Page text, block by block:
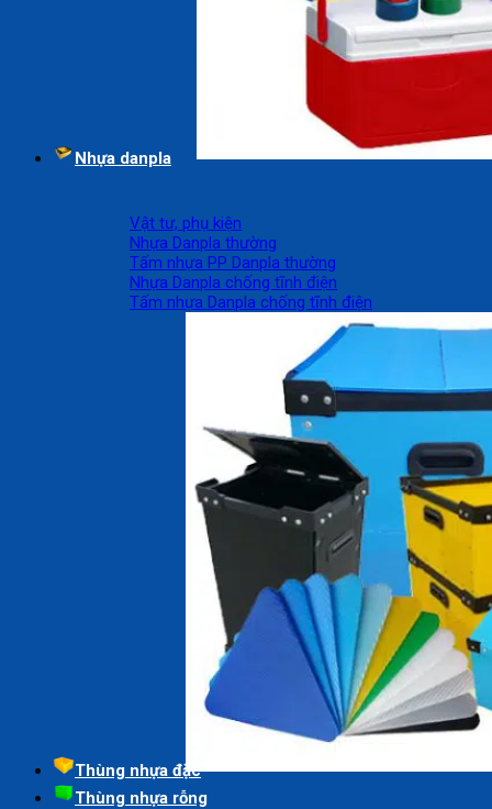
Nhựa danpla
Vật tư, phụ kiện
Nhựa Danpla thường
Tấm nhựa PP Danpla thường
Nhựa Danpla chống tĩnh điện
Tấm nhựa Danpla chống tĩnh điện
Thùng nhựa đặc
Thùng nhựa rỗng